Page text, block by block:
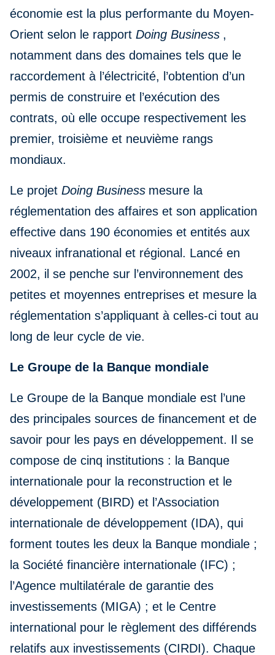
économie est la plus performante du Moyen-
Orient selon le rapport Doing Business ,
notamment dans des domaines tels que le
raccordement à l’électricité, l’obtention d’un
permis de construire et l’exécution des
contrats, où elle occupe respectivement les
premier, troisième et neuvième rangs
mondiaux.
Le projet Doing Business mesure la
réglementation des affaires et son application
effective dans 190 économies et entités aux
niveaux infranational et régional. Lancé en
2002, il se penche sur l’environnement des
petites et moyennes entreprises et mesure la
réglementation s’appliquant à celles-ci tout au
long de leur cycle de vie.
Le Groupe de la Banque mondiale
Le Groupe de la Banque mondiale est l’une
des principales sources de financement et de
savoir pour les pays en développement. Il se
compose de cinq institutions : la Banque
internationale pour la reconstruction et le
développement (BIRD) et l’Association
internationale de développement (IDA), qui
forment toutes les deux la Banque mondiale ;
la Société financière internationale (IFC) ;
l’Agence multilatérale de garantie des
investissements (MIGA) ; et le Centre
international pour le règlement des différends
relatifs aux investissements (CIRDI). Chaque